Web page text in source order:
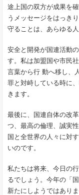
途上国の双方が成果を
うメッセージをはっき
守ることは、あらゆる
安全と開発が国連活動
す。私は加盟国や市民
言葉から行 動へ移し、
罪と対峙している時に
きます。
最後に、国連自体の改
つ、最高の倫理、誠実
国と全世界の人々に対
いのです。
私たちは将来、今日の
るでしょう。今年の「
新たにしようではありま